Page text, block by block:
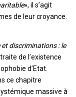
», il s’agit
de leur croyance.
discriminations : le
de l’existence
d’Etat.
ce chapitre
massive à